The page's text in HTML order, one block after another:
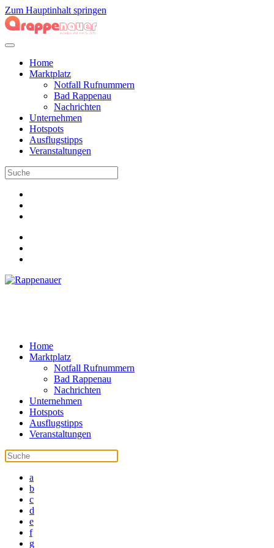
Zum Hauptinhalt springen
Home
Marktplatz
Notfall Rufnummern
Bad Rappenau
Nachrichten
Unternehmen
Hotspots
Ausflugstipps
Veranstaltungen
Home
Marktplatz
Notfall Rufnummern
Bad Rappenau
Nachrichten
Unternehmen
Hotspots
Ausflugstipps
Veranstaltungen
a
b
c
d
e
f
g